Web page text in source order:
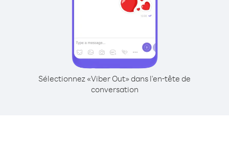
Sélectionnez «Viber Out» dans l'en-tête de
conversation